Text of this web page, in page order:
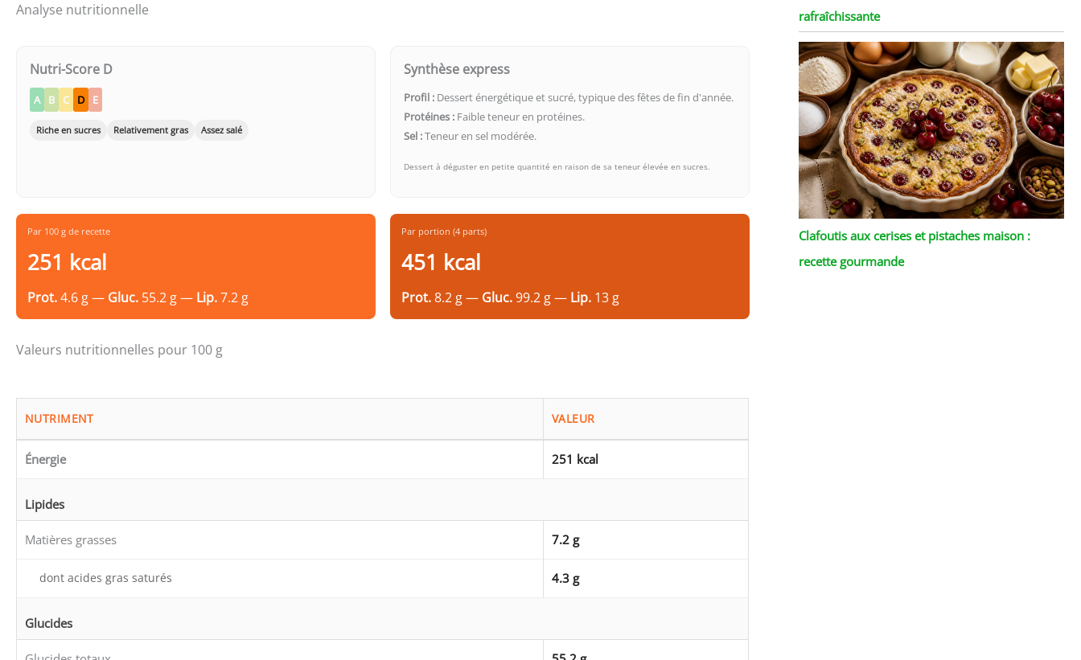
Analyse nutritionnelle
Nutri-Score D
A B C D E
Riche en sucres Relativement gras Assez salé
Synthèse express
Profil : Dessert énergétique et sucré, typique des fêtes de fin d'année.
Protéines : Faible teneur en protéines.
Sel :Teneur en sel modérée.
Dessert à déguster en petite quantité en raison de sa teneur élevée en sucres.
Par 100 g de recette
251 kcal
Prot.4.6 g — Gluc. 55.2 g — Lip.7.2 g
Par portion (4 parts)
451 kcal
Prot.8.2 g — Gluc.99.2 g — Lip. 13 g
Valeurs nutritionnelles pour 100 g
NUTRIMENT VALEUR
Énergie 251 kcal
Lipides
Matières grasses 7.2 g
dont acides gras saturés 4.3 g
Glucides
rafraîchissante
Clafoutis aux cerises et pistaches maison :
recette gourmande